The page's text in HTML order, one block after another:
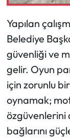
Yapılan
Belediye
güvenliği ve
gelir. Oyun
için zorunlu
oynamak;
özgüvenlerini
bağlarını